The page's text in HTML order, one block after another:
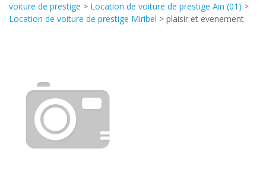
voiture de prestige > Location de voiture de prestige Ain (01) >
Location de voiture de prestige Miribel > plaisir et evenement